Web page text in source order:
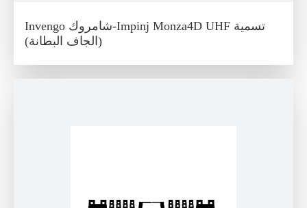
Invengo شامروك-Impinj Monza4D UHF تسمية
(الجاف البطانة)